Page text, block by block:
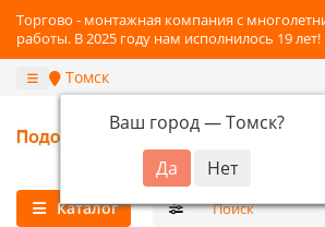
Торгово - монтажная компания с
работы. В 2025 году нам исполнилось 19 лет!
Томск
Ваш город —Томск?
+7-3822-96-
Каталог